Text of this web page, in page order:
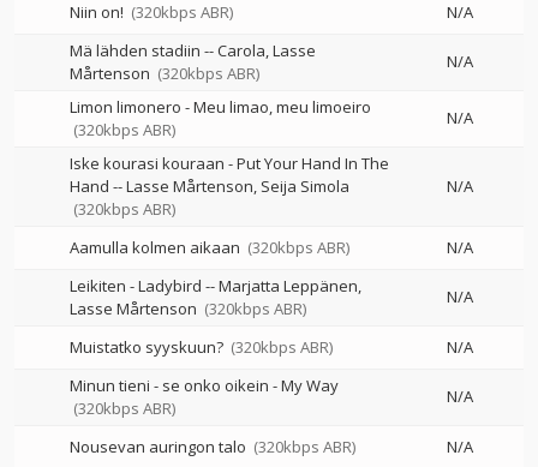
Niin on! (320kbps ABR)
N/A
Mä lähden stadiin --Carola Lasse
Mårtenson (320kbps ABR)
N/A
Limon limonero - Meu limao, meu limoeiro
(320kbps ABR)
N/A
Iske kourasi kouraan - Put Your Hand In The
Hand --Lasse Mårtenson Seija Simola
(320kbps ABR)
N/A
Aamulla kolmen aikaan (320kbps ABR)
N/A
Leikiten - Ladybird --Marjatta Leppänen
Lasse Mårtenson (320kbps ABR)
N/A
Muistatko syyskuun? (320kbps ABR)
N/A
Minun tieni - se onko oikein - My Way
(320kbps ABR)
N/A
Nousevan auringon talo (320kbps ABR)
N/A